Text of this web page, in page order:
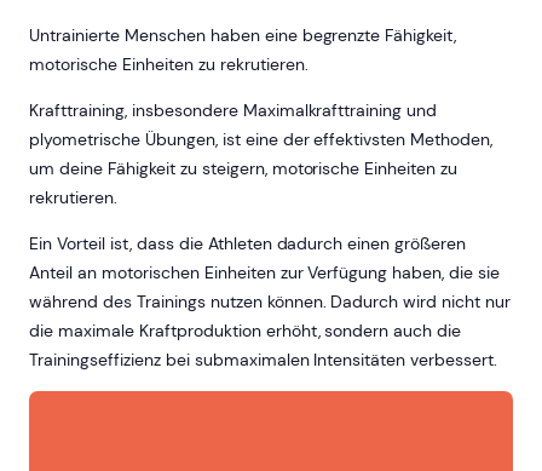
Untrainierte Menschen haben eine begrenzte Fähigkeit,
motorische Einheiten zu rekrutieren.
Krafttraining, insbesondere Maximalkrafttraining und
plyometrische Übungen, ist eine der effektivsten Methoden,
um deine Fähigkeit zu steigern, motorische Einheiten zu
rekrutieren.
Ein Vorteil ist, dass die Athleten dadurch einen größeren
Anteil an motorischen Einheiten zur Verfügung haben, die sie
während des Trainings nutzen können. Dadurch wird nicht nur
die maximale Kraftproduktion erhöht, sondern auch die
Trainingseffizienz bei submaximalen Intensitäten verbessert.